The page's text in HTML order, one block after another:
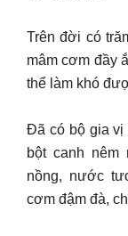
Trên đời có
mâm cơm đầy
thể làm khó
Đã có bộ gia vị
bột canh
nồng, nước
cơm đậm đà,